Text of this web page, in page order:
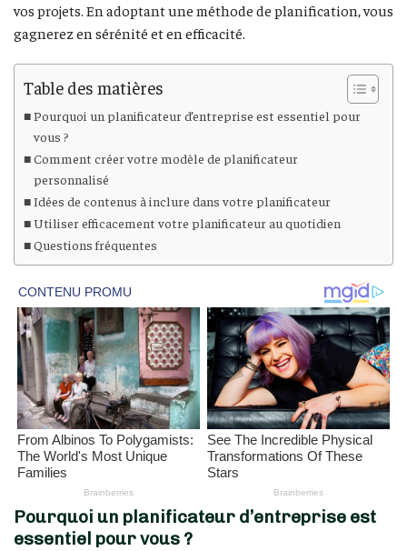
vos projets. En adoptant une méthode de planification, vous
gagnerez en sérénité et en efficacité.
Table des matières
Pourquoi un planificateur d’entreprise est essentiel pour
vous ?
Comment créer votre modèle de planificateur
personnalisé
Idées de contenus à inclure dans votre planificateur
Utiliser efficacement votre planificateur au quotidien
Questions fréquentes
Pourquoi un planificateur d’entreprise est
essentiel pour vous ?